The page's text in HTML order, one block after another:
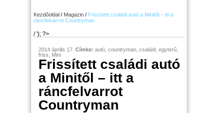
Kezdőoldal / Magazin / Frissített családi autó a Minitől – itt a
ráncfelvarrot Countryman
/ '); ?>
2014 április 17. Címke: autó countryman családi egyterű
friss
Mini
Frissített családi autó
a Minitől – itt a
ráncfelvarrot
Countryman